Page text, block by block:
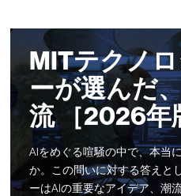
MITテクノ
ーが選んだ
流 ［2026年
AIをめぐる喧騒の中で、本当
か。この問いに対する答えと
ーはAIの重要なアイデア、潮